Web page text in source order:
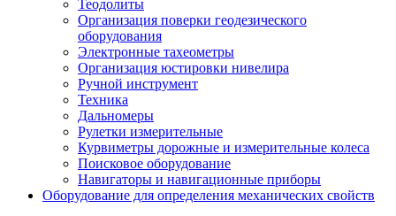
Теодолиты
Организация поверки геодезического
оборудования
Электронные тахеометры
Организация юстировки нивелира
Ручной инструмент
Техника
Дальномеры
Рулетки измерительные
Курвиметры дорожные и измерительные колеса
Поисковое оборудование
Навигаторы и навигационные приборы
Оборудование для определения механических свойств